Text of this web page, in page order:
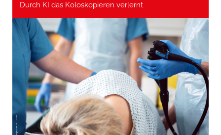
Durch KI das Koloskopieren verlernt